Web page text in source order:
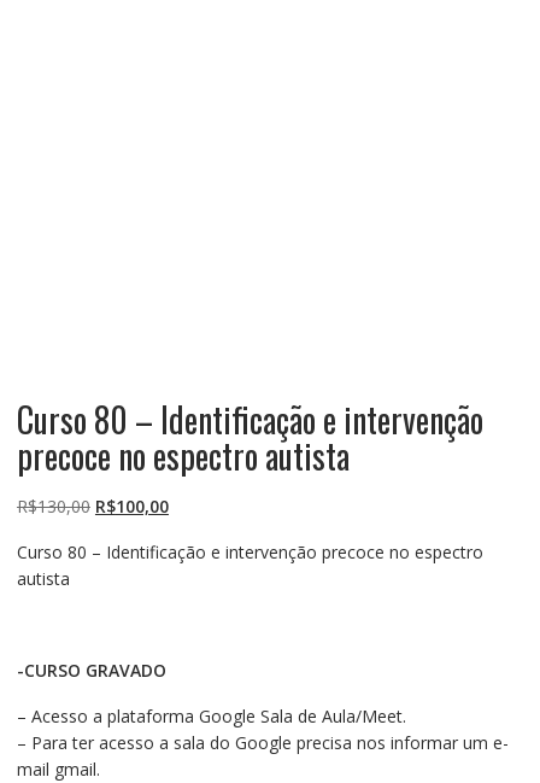
Curso 80 – Identificação e intervenção
precoce no espectro autista
R$130,00 O
original
R$100,00O
atual
Curso 80 – Identificação e intervenção precoce no espectro
autista
-CURSO GRAVADO
– Acesso a plataforma Google Sala de Aula/Meet.
– Para ter acesso a sala do Google precisa nos informar um e-
mail gmail.